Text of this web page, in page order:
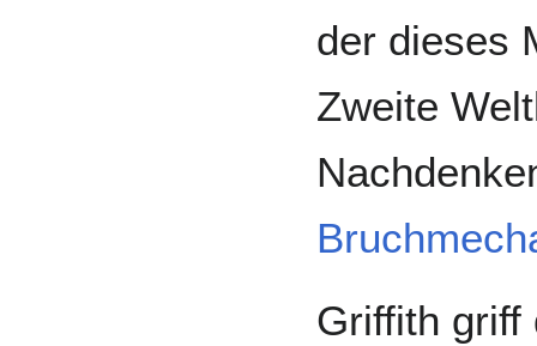
der dieses
Zweite
Griffith griff